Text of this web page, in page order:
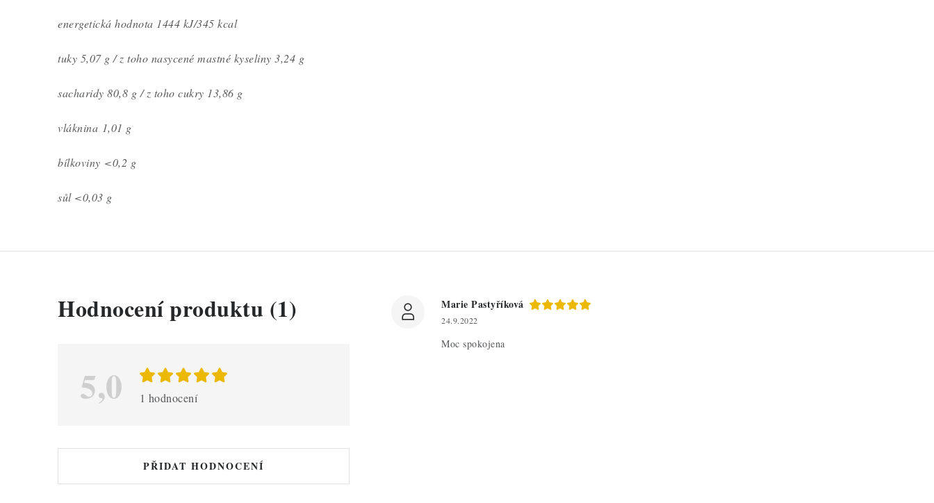
energetická hodnota 1444 kJ/345 kcal
tuky 5,07g / z toho nasycené mastné kyseliny 3,24 g
sacharidy 80,8 g / z toho cukry 13,86 g
vláknina 1,01 g
bílkoviny <0,2 g
sůl <0,03 g
Hodnocení produktu (1)
5,0 1 hodnocení
PŘIDAT HODNOCENÍ
V
o
n
Marie Pastyříková
24.9.2022
Moc spokojena